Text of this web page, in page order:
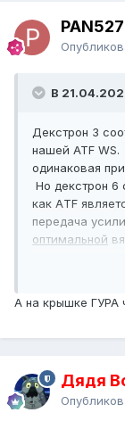
PAN527
В
Декстрон 3
нашей ATF
одинаковая
Но декстрон
как АTF
передача
оптимальной
А на крышке ГУРА
Дядя